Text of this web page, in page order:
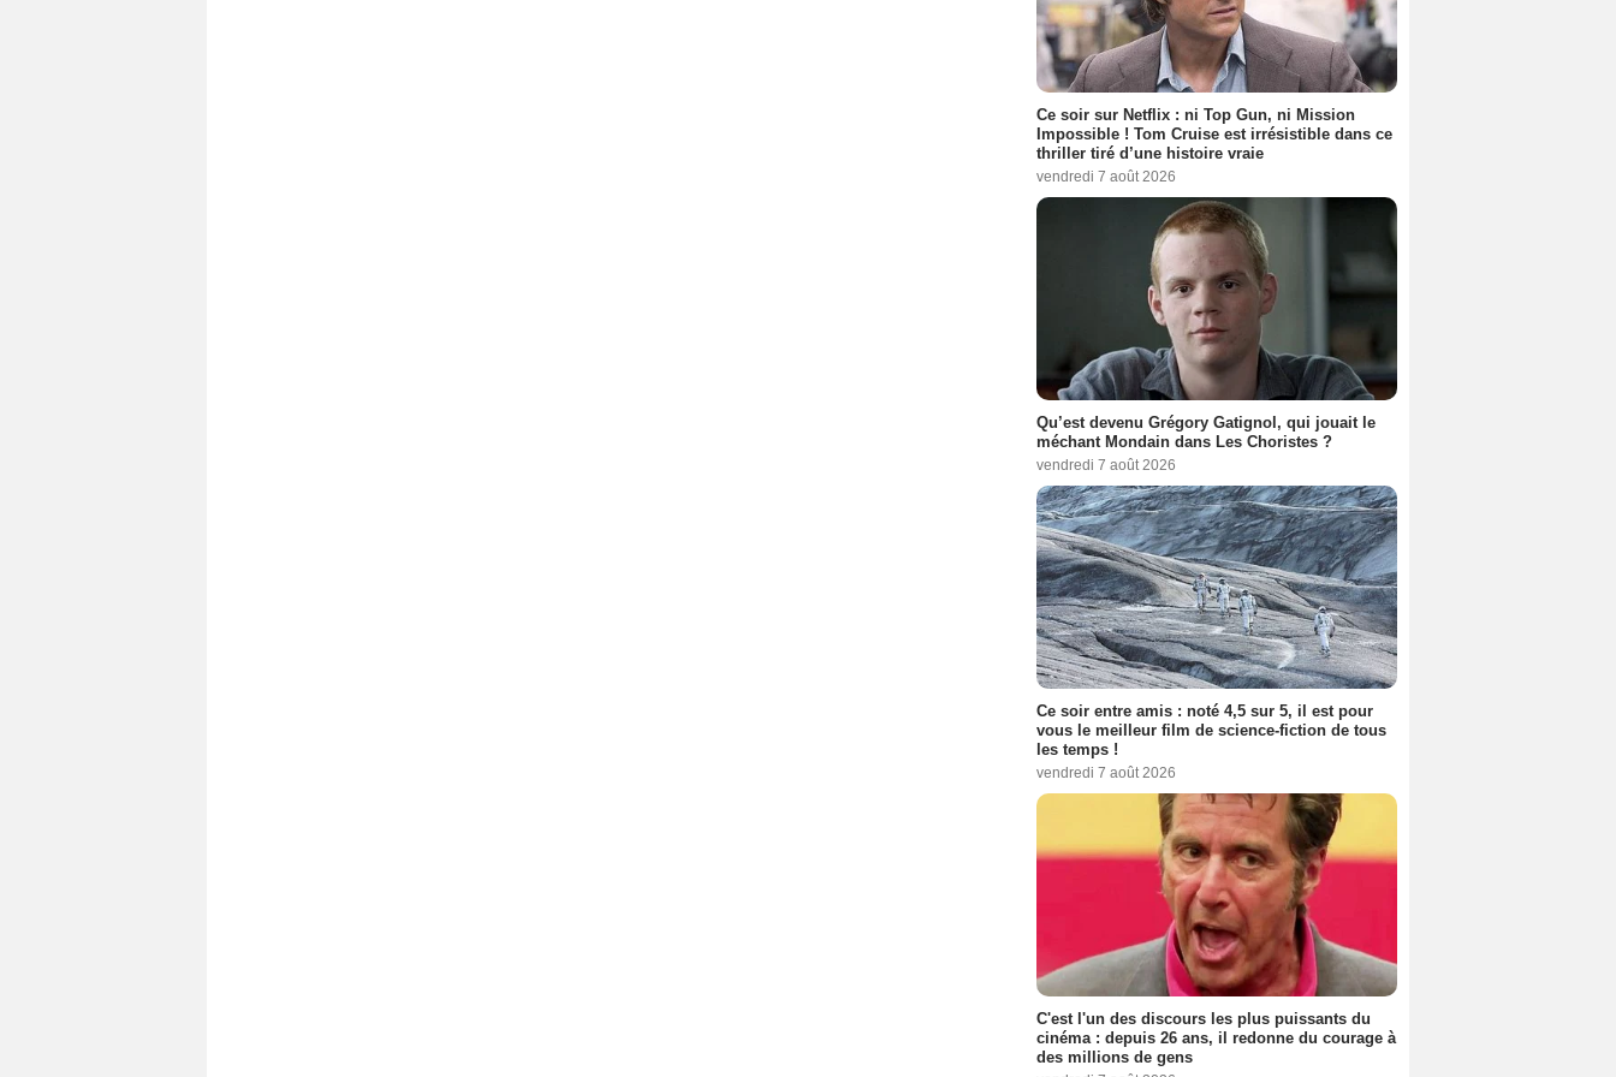
Ce soir sur Netflix : ni Top Gun, ni Mission
Impossible ! Tom Cruise est irrésistible dans ce
thriller tiré d’une histoire vraie
vendredi 7 août 2026
Qu’est devenu Grégory Gatignol, qui jouait le
méchant Mondain dans Les Choristes ?
vendredi 7 août 2026
Ce soir entre amis : noté 4,5 sur 5, il est pour
vous le meilleur film de science-fiction de tous
les temps !
vendredi 7 août 2026
C'est l'un des discours les plus puissants du
cinéma : depuis 26 ans, il redonne du courage à
des millions de gens